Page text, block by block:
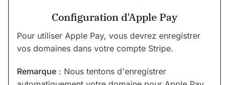
Configuration d'Apple Pay
Pour utiliser Apple Pay, vous devrez enregistrer
vos domaines dans votre compte Stripe.
Remarque : Nous tentons d'enregistrer